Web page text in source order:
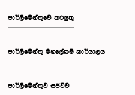
පාර්ලිමේන්තුවේ කටයුතු
පාර්ලිමේන්තු මහලේකම් කාර්යාලය
පාර්ලිමේන්තුව සජීවීව